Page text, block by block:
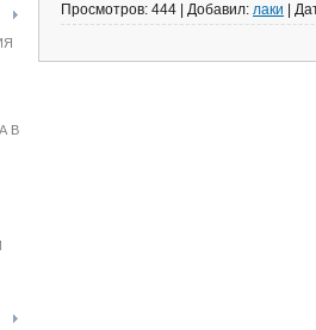
В
Просмотров: 444 Добавил: лаки